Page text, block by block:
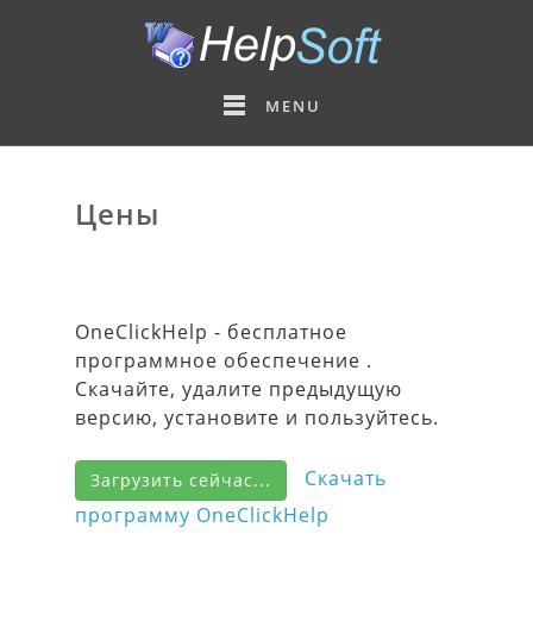
MENU
Цены
OneClickHelp - бесплатное
программное обеспечение .
Скачайте, удалите предыдущую
версию, установите и пользуйтесь.
Загрузить сейчас...
Скачать
программу OneClickHelp